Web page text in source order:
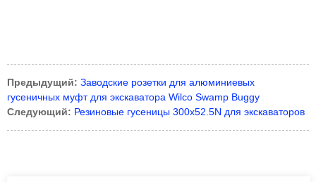
Предыдущий: Заводские розетки для алюминиевых
гусеничных муфт для экскаватора Wilco Swamp Buggy
Следующий: Резиновые гусеницы 300x52.5N для экскаваторов